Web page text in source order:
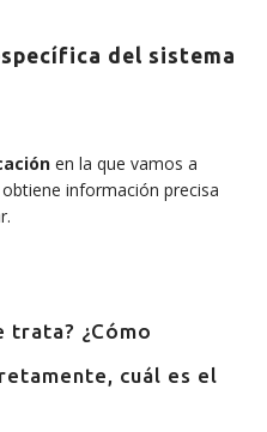
del sistema
en la que vamos a
información precisa
trata? ¿Cómo
cuál es el